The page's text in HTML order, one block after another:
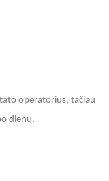
operatorius, tačiau
dienų.